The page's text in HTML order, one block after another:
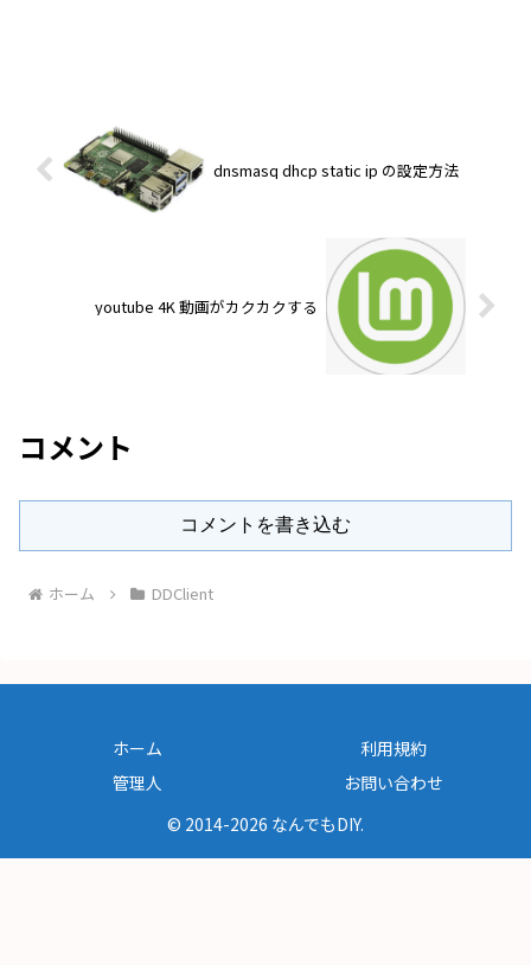
dnsmasq dhcp static ip の設定方法
youtube 4K 動画がカクカクする
コメント
コメントを書き込む
ホーム DDClient
ホーム
利用規約
管理人
お問い合わせ
© 2014-2026 なんでもDIY.